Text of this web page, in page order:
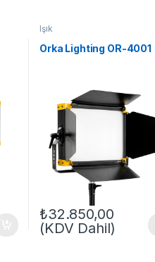
Işık
Orka Lighting OR-4001
₺32.850,00
(KDV Dahil)